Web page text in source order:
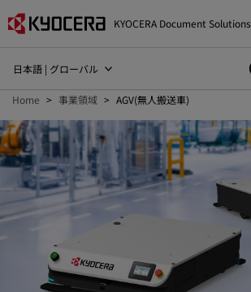
KYOCERA Document Solutions
日本語 | グローバル
Home 事業領域 AGV(無人搬送車)